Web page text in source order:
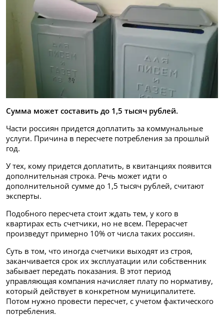
Сумма может составить до 1,5 тысяч рублей.
Части россиян придется доплатить за коммунальные
услуги. Причина в пересчете потребления за прошлый
год.
У тех, кому придется доплатить, в квитанциях появится
дополнительная строка. Речь может идти о
дополнительной сумме до 1,5 тысяч рублей, считают
эксперты.
Подобного пересчета стоит ждать тем, у кого в
квартирах есть счетчики, но не всем. Перерасчет
произведут примерно 10% от числа таких россиян.
Суть в том, что иногда счетчики выходят из строя,
заканчивается срок их эксплуатации или собственник
забывает передать показания. В этот период
управляющая компания начисляет плату по нормативу,
который действует в конкретном муниципалитете.
Потом нужно провести пересчет, с учетом фактического
потребления.